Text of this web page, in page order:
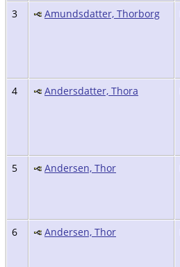
3 Amundsdatter, Thorborg
4 Andersdatter, Thora
5 Andersen, Thor
6 Andersen, Thor